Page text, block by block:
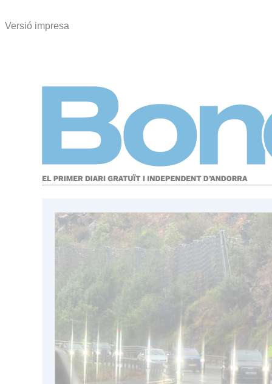
Versió impresa